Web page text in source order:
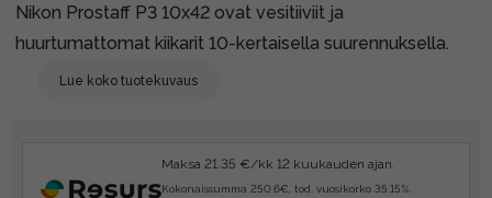
Nikon Prostaff P3 10x42 ovat vesitiiviit ja
huurtumattomat kiikarit 10-kertaisella suurennuksella.
Lue koko tuotekuvaus
Maksa 21.35 €/kk 12 kuukauden ajan.
Kokonaissumma 250.6€, tod. vuosikorko 35.15%.